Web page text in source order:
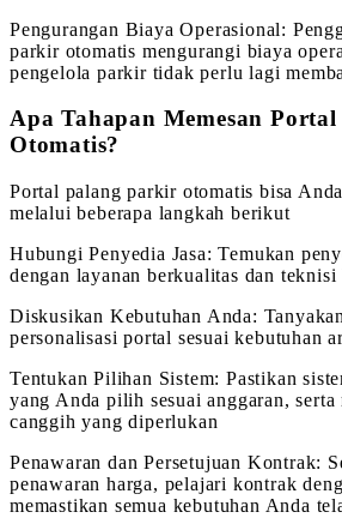
Pengurangan Biaya Operasional:
parkir otomatis mengurangi biaya
pengelola parkir tidak perlu lagi
Apa Tahapan Memesan
Otomatis?
Portal palang parkir otomatis bisa
melalui beberapa langkah berikut
Hubungi Penyedia Jasa: Temukan
dengan layanan berkualitas dan teknisi
Diskusikan Kebutuhan Anda:
personalisasi portal sesuai kebutuhan
Tentukan Pilihan Sistem: Pastikan
yang Anda pilih sesuai anggaran,
canggih yang diperlukan
Penawaran dan Persetujuan Kontrak:
penawaran harga, pelajari kontrak
memastikan semua kebutuhan Anda